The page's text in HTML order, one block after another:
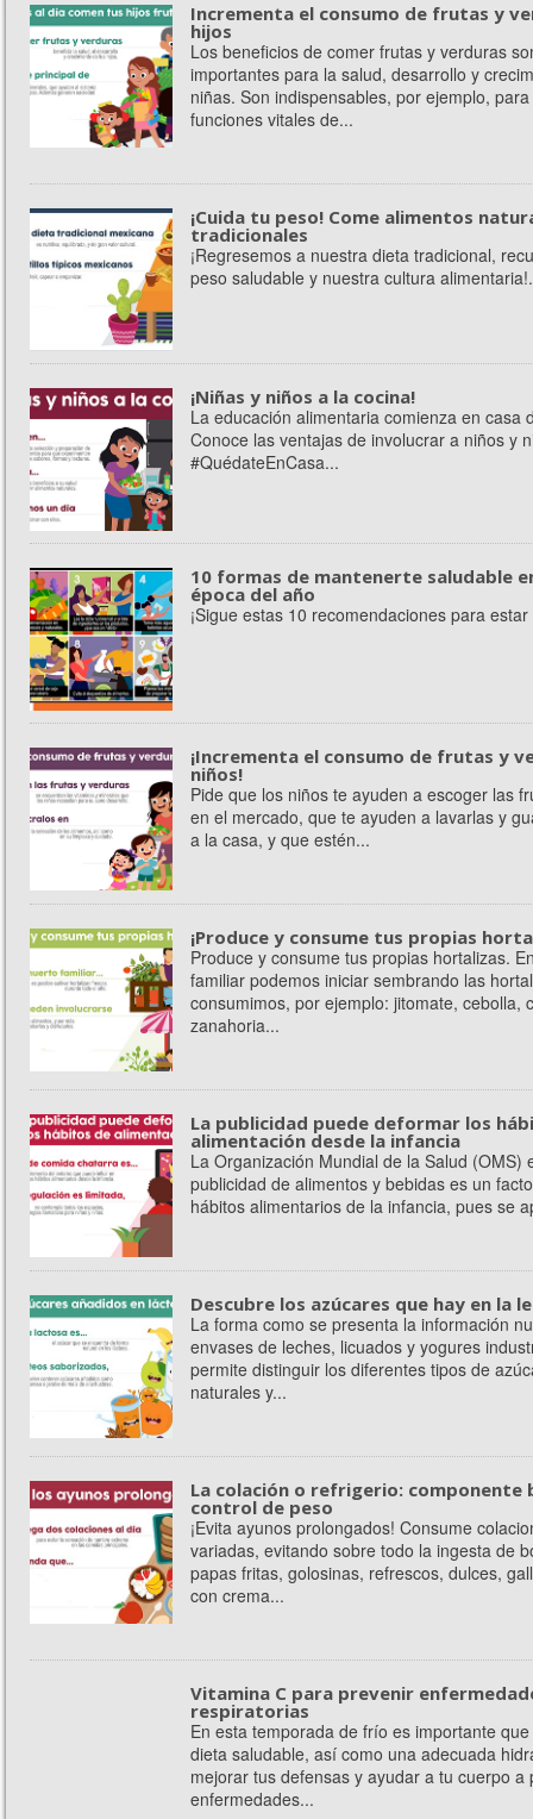
Incrementa el consumo de frutas y
hijos
Los beneficios de comer frutas y verduras
importantes para la salud, desarrollo y
niñas. Son indispensables, por ejemplo,
funciones vitales de...
¡Cuida tu peso! Come alimentos
tradicionales
¡Regresemos a nuestra dieta tradicional,
peso saludable y nuestra cultura
¡Niñas y niños a la cocina!
La educación alimentaria comienza en casa
Conoce las ventajas de involucrar a niños y
#QuédateEnCasa...
10 formas de mantenerte saludable
época del año
¡Sigue estas 10 recomendaciones para
¡Incrementa el consumo de frutas y
niños!
Pide que los niños te ayuden a escoger las
en el mercado, que te ayuden a lavarlas y
a la casa, y que estén...
¡Produce y consume tus propias
Produce y consume tus propias hortalizas.
familiar podemos iniciar sembrando las
consumimos, por ejemplo: jitomate, cebolla,
zanahoria...
La publicidad puede deformar los
alimentación desde la infancia
La Organización Mundial de la Salud (OMS)
publicidad de alimentos y bebidas es un
hábitos alimentarios de la infancia, pues se
Descubre los azúcares que hay en la
La forma como se presenta la información
envases de leches, licuados y yogures
permite distinguir los diferentes tipos de
naturales y...
La colación o refrigerio: componente
control de peso
¡Evita ayunos prolongados! Consume
variadas, evitando sobre todo la ingesta de
papas fritas, golosinas, refrescos, dulces,
con crema...
Vitamina C para prevenir
respiratorias
En esta temporada de frío es importante
dieta saludable, así como una adecuada
mejorar tus defensas y ayudar a tu cuerpo a
enfermedades...